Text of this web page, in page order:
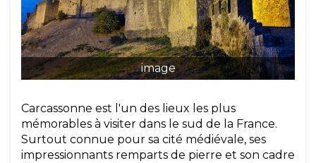
image
Carcassonne est l'un des lieux les plus
mémorables à visiter dans le sud de la France.
Surtout connue pour sa cité médiévale, ses
impressionnants remparts de pierre et son cadre